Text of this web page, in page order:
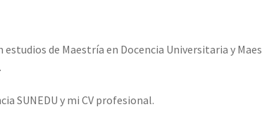
de Maestría en Docencia Universitaria y
SUNEDU y mi CV profesional.